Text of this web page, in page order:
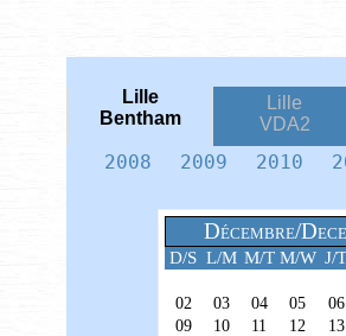
Lille
Bentham
Lille
VDA2
2008 2009 2010
Décembre/
D/S L/M M/T M/W J/T
02
03 04 05 06
09
10 11 12 13